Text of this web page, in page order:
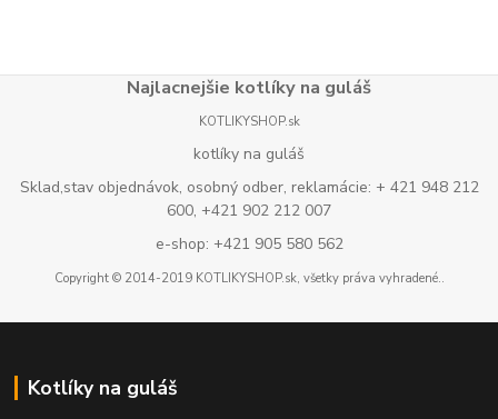
Najlacnejšie kotlíky na guláš
KOTLIKYSHOP.sk
kotlíky na guláš
Sklad,stav objednávok, osobný odber, reklamácie: + 421 948 212
600, +421 902 212 007
e-shop: +421 905 580 562
Copyright © 2014-2019 KOTLIKYSHOP.sk, všetky práva vyhradené..
Kotlíky na guláš